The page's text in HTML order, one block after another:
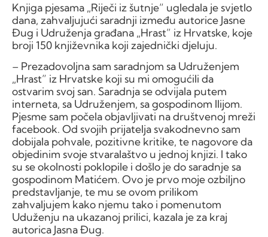
Knjiga pjesama „Riječi iz šutnje” ugledala je svjetlo
dana, zahvaljujući saradnji između autorice Jasne
Đug i Udruženja građana „Hrast” iz Hrvatske, koje
broji 150 književnika koji zajednički djeluju.
– Prezadovoljna sam saradnjom sa Udruženjem
„Hrast” iz Hrvatske koji su mi omogućili da
ostvarim svoj san. Saradnja se odvijala putem
interneta, sa Udruženjem, sa gospodinom Ilijom.
Pjesme sam počela objavljivati na društvenoj mreži
facebook. Od svojih prijatelja svakodnevno sam
dobijala pohvale, pozitivne kritike, te nagovore da
objedinim svoje stvaralaštvo u jednoj knjizi. I tako
su se okolnosti poklopile i došlo je do saradnje sa
gospodinom Matićem. Ovo je prvo moje ozbiljno
predstavljanje, te mu se ovom prilikom
zahvaljujem kako njemu tako i pomenutom
Uduženju na ukazanoj prilici, kazala je za kraj
autorica Jasna Đug.